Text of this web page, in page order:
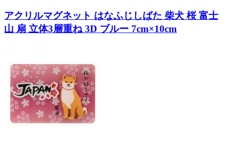
アクリルマグネット はなふじしばた 柴犬 桜 富士
山 扇 立体3層重ね 3D ブルー 7cm×10cm